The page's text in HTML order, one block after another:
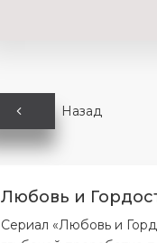
Назад
Любовь и
Сериал «Любовь и